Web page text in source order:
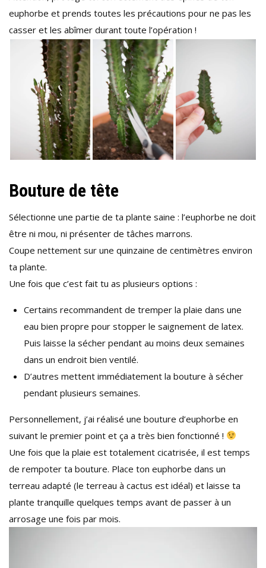
euphorbe et prends toutes les précautions pour ne pas les
casser et les abîmer durant toute l’opération !
Bouture de tête
Sélectionne une partie de ta plante saine : l’euphorbe ne doit
être ni mou, ni présenter de tâches marrons.
Coupe nettement sur une quinzaine de centimètres environ
ta plante.
Une fois que c’est fait tu as plusieurs options :
Certains recommandent de tremper la plaie dans une
eau bien propre pour stopper le saignement de latex.
Puis laisse la sécher pendant au moins deux semaines
dans un endroit bien ventilé.
D’autres mettent immédiatement la bouture à sécher
pendant plusieurs semaines.
Personnellement, j’ai réalisé une bouture d’euphorbe en
suivant le premier point et ça a très bien fonctionné !
Une fois que la plaie est totalement cicatrisée, il est temps
de rempoter ta bouture. Place ton euphorbe dans un
terreau adapté (le terreau à cactus est idéal) et laisse ta
plante tranquille quelques temps avant de passer à un
arrosage une fois par mois.